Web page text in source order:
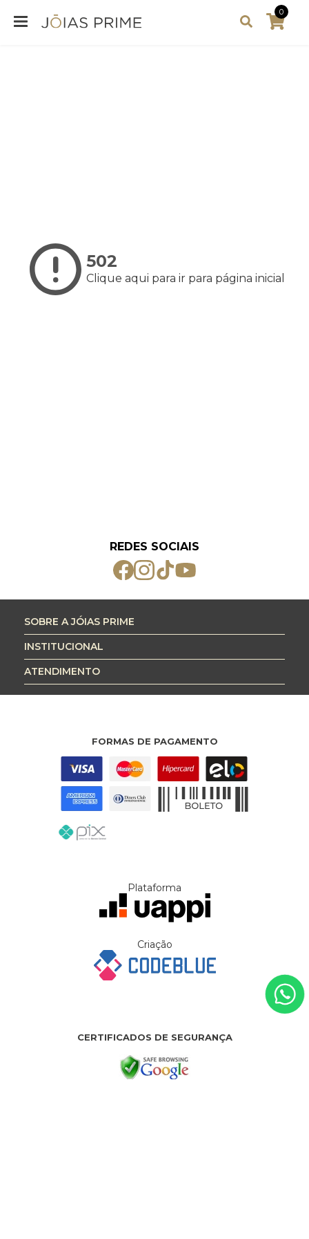
0
502
Clique aqui para ir para página inicial
REDES SOCIAIS
SOBRE A JÓIAS PRIME
INSTITUCIONAL
ATENDIMENTO
FORMAS DE PAGAMENTO
Plataforma
Criação
CERTIFICADOS DE SEGURANÇA